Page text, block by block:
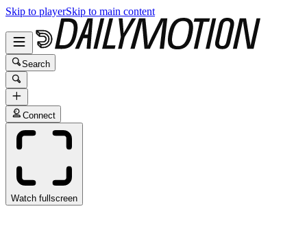
Skip to playerSkip to main content
Search
Connect
Watch fullscreen